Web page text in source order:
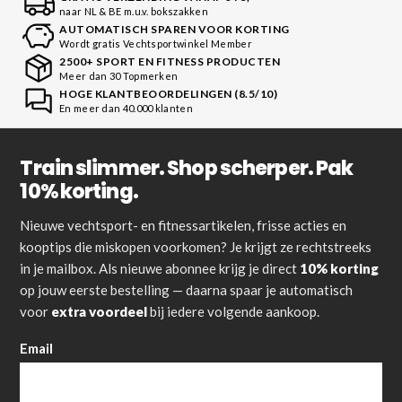
naar NL & BE m.u.v. bokszakken
AUTOMATISCH SPAREN VOOR KORTING
Wordt gratis Vechtsportwinkel Member
2500+ SPORT EN FITNESS PRODUCTEN
Meer dan 30 Topmerken
HOGE KLANTBEOORDELINGEN (8.5/10)
En meer dan 40.000 klanten
Train slimmer. Shop scherper. Pak
10% korting.
Nieuwe vechtsport- en fitnessartikelen, frisse acties en
kooptips die miskopen voorkomen? Je krijgt ze rechtstreeks
in je mailbox. Als nieuwe abonnee krijg je direct 10% korting
op jouw eerste bestelling — daarna spaar je automatisch
voor extra voordeelbij iedere volgende aankoop.
Email